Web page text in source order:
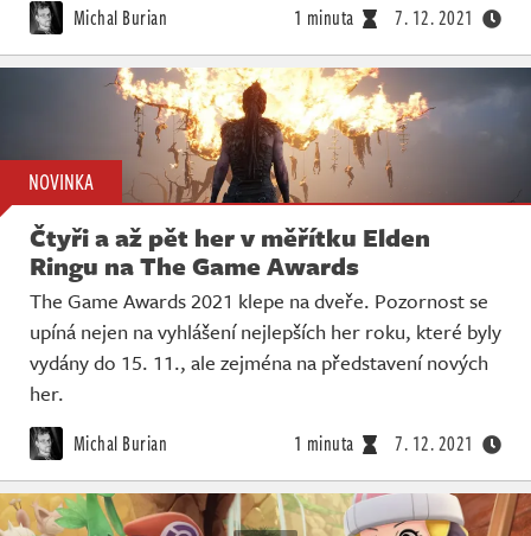
Michal Burian 1 minuta 7. 12. 2021
NOVINKA
Čtyři a až pět her v měřítku Elden
Ringu na The Game Awards
The Game Awards 2021 klepe na dveře. Pozornost se
upíná nejen na vyhlášení nejlepších her roku, které byly
vydány do 15. 11., ale zejména na představení nových
her.
Michal Burian 1 minuta 7. 12. 2021